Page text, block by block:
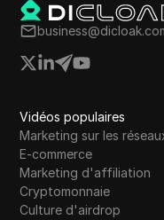
Vidéos populaires
Marketing sur les
E-commerce
Marketing d'affiliation
Cryptomonnaie
Culture d'airdrop